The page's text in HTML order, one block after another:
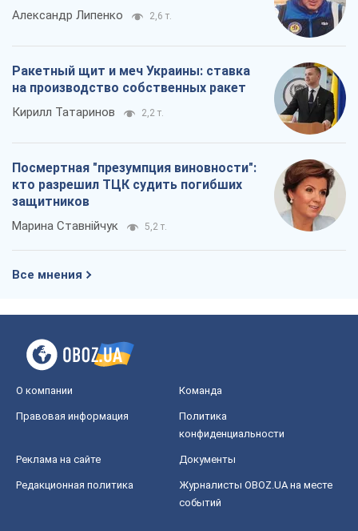
Александр Липенко 2,6 т.
Ракетный щит и меч Украины: ставка
на производство собственных ракет
Кирилл Татаринов 2,2 т.
Посмертная "презумпция виновности":
кто разрешил ТЦК судить погибших
защитников
Марина Ставнійчук 5,2 т.
Все мнения
О компании Команда
Правовая информация
Политика
конфиденциальности
Реклама на сайте Документы
Редакционная политика
Журналисты OBOZ.UA на месте
событий